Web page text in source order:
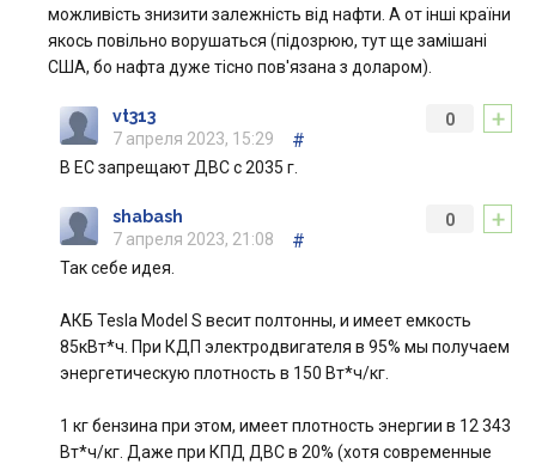
можливість знизити залежність від нафти. А от інші країни
якось повільно ворушаться (підозрюю, тут ще замішані
США, бо нафта дуже тісно пов'язана з доларом).
+
0
vt313
7 апреля 2023, 15:29
#
В ЕС запрещают ДВС с 2035 г.
+
0
shabash
7 апреля 2023, 21:08
#
Так себе идея.
АКБ Tesla Model S весит полтонны, и имеет емкость
85кВт*ч. При КДП электродвигателя в 95% мы получаем
энергетическую плотность в 150 Вт*ч/кг.
1 кг бензина при этом, имеет плотность энергии в 12 343
Вт*ч/кг. Даже при КПД ДВС в 20% (хотя современные